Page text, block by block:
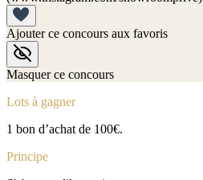
Ajouter ce concours aux favoris
Masquer ce concours
Lots à gagner
1 bon d’achat de 100€.
Principe